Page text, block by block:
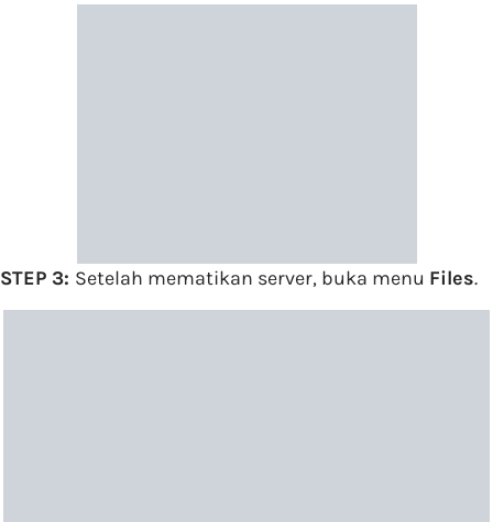
STEP 3: Setelah mematikan server, buka menu Files.